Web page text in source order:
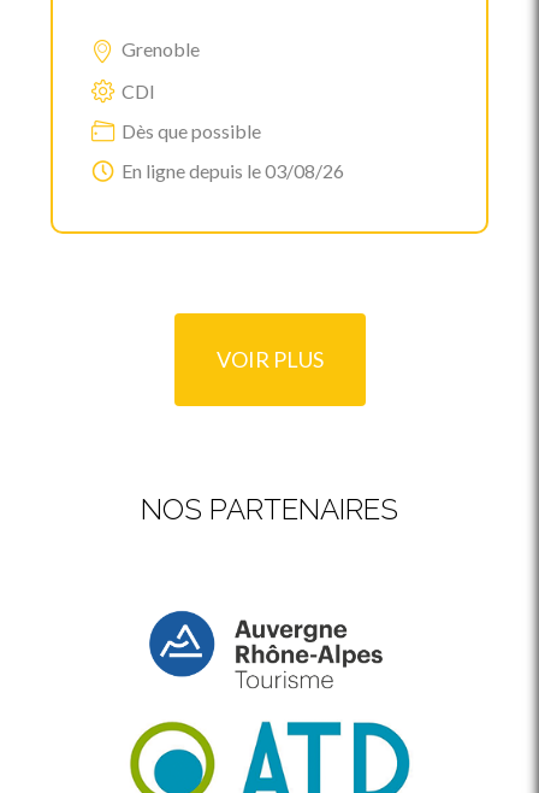
Grenoble
CDI
Dès que possible
En ligne depuis le 03/08/26
VOIR PLUS
NOS PARTENAIRES